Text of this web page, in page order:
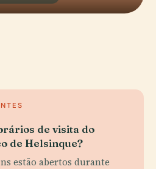
de visita do
de Helsinque?
estão abertos durante